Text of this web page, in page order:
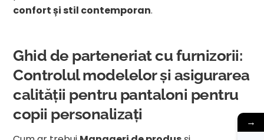
confort și stil contemporan.
Ghid de parteneriat cu furnizorii:
Controlul modelelor și asigurarea
calității pentru pantaloni pentru
copii personalizați
→